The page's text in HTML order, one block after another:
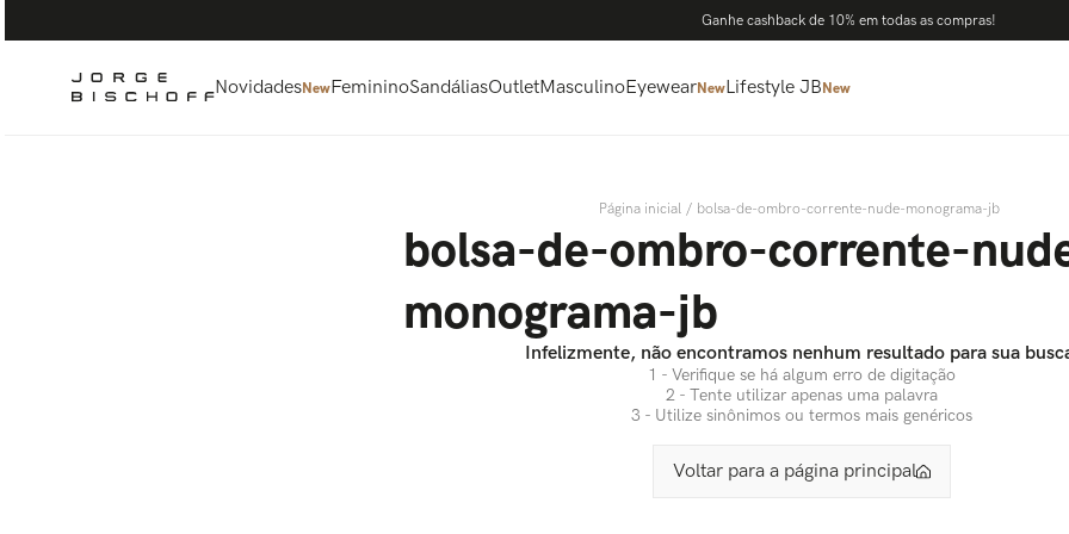
Ganhe cashback de 10% em todas as compras!
NovidadesNewFemininoSandáliasOutletMasculinoEyewearNewLifestyle JBNew
bolsa-de-ombro-corrente-nude-monograma-jb
bolsa-de-ombro-corrente-
monograma-jb
Infelizmente, não encontramos nenhum resultado para sua
1 - Verifique se há algum erro de digitação
2 - Tente utilizar apenas uma palavra
3 - Utilize sinônimos ou termos mais genéricos
Voltar para a página principal
1º bolsa
scarpin